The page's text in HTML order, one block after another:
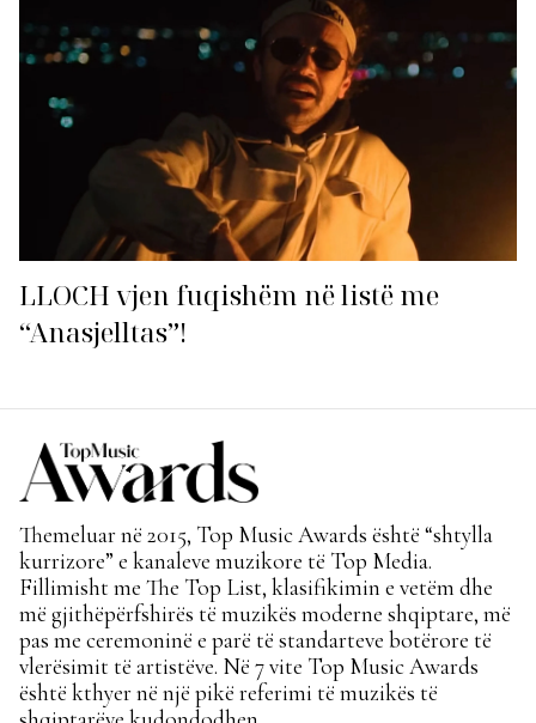
LLOCH vjen fuqishëm në listë me
“Anasjelltas”!
Themeluar në 2015, Top Music Awards është “shtylla
kurrizore” e kanaleve muzikore të Top Media.
Fillimisht me The Top List, klasifikimin e vetëm dhe
më gjithëpërfshirës të muzikës moderne shqiptare, më
pas me ceremoninë e parë të standarteve botërore të
vlerësimit të artistëve. Në 7 vite Top Music Awards
është kthyer në një pikë referimi të muzikës të